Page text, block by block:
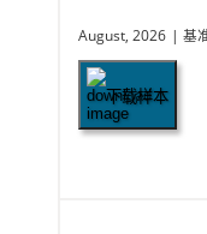
August, 2026 | 基
下载样本